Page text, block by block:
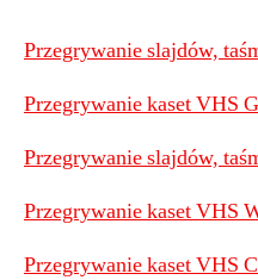
Przegrywanie slajdów,
Przegrywanie kaset VHS
Przegrywanie slajdów,
Przegrywanie kaset VHS
Przegrywanie kaset VHS